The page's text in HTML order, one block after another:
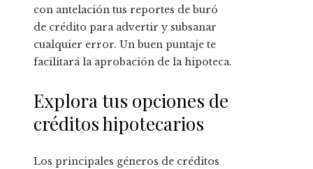
con antelación tus reportes de buró
de crédito para advertir y subsanar
cualquier error. Un buen puntaje te
facilitará la aprobación de la hipoteca.
Explora tus opciones de
créditos hipotecarios
Los principales géneros de créditos